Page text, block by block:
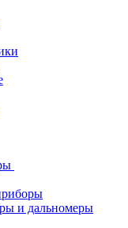
и дальномеры